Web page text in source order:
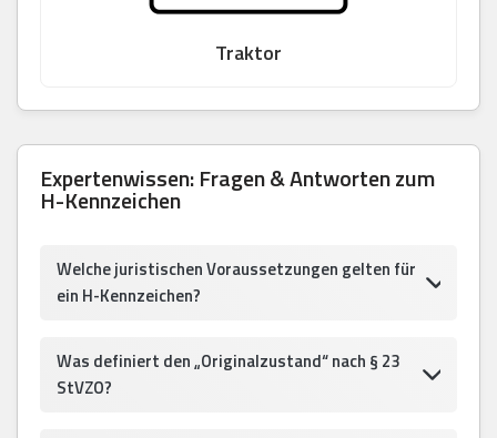
Traktor
Expertenwissen: Fragen & Antworten zum
H-Kennzeichen
Welche juristischen Voraussetzungen gelten für
ein H-Kennzeichen?
Was definiert den „Originalzustand“ nach § 23
StVZO?